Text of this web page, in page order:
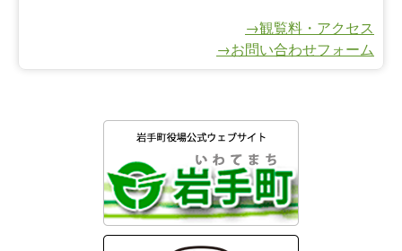
→観覧料・アクセス
→お問い合わせフォーム